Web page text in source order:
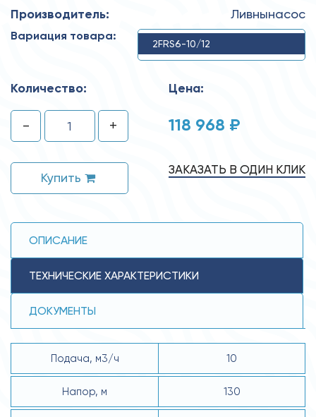
Производитель: Ливнынасос
Вариация товара:
2FRS6-10/12
Количество:
- +
Купить
Цена:
118 968 ₽
ЗАКАЗАТЬ В ОДИН КЛИК
ОПИСАНИЕ
ТЕХНИЧЕСКИЕ ХАРАКТЕРИСТИКИ
ДОКУМЕНТЫ
Подача, м3/ч 10
Напор, м 130